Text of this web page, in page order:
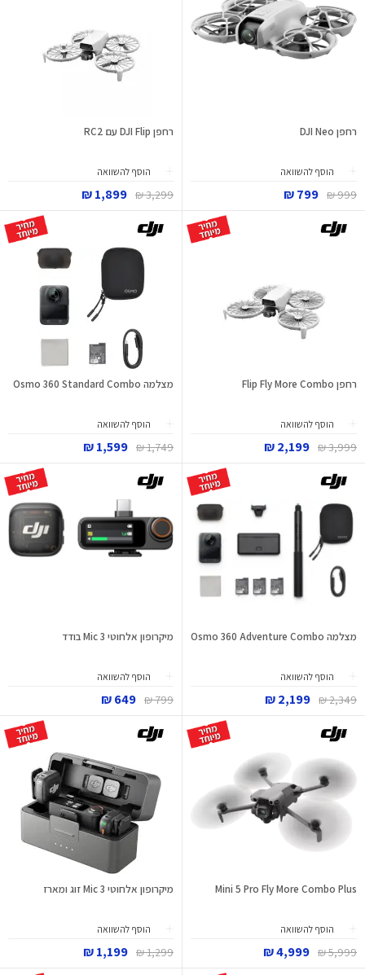
רחפן DJI Neo
הוסף להשוואה
999 ₪
799 ₪
רחפן DJI Flip עם RC2
הוסף להשוואה
3,299 ₪
1,899 ₪
רחפן Flip Fly More Combo
הוסף להשוואה
3,999 ₪
2,199 ₪
מצלמה Osmo 360 Standard Combo
הוסף להשוואה
1,749 ₪
1,599 ₪
מצלמה Osmo 360 Adventure Combo
הוסף להשוואה
2,349 ₪
2,199 ₪
מיקרופון אלחוטי Mic 3 בודד
הוסף להשוואה
799 ₪
649 ₪
Mini 5 Pro Fly More Combo Plus
הוסף להשוואה
5,999 ₪
4,999 ₪
מיקרופון אלחוטי Mic 3 זוג ומארז
הוסף להשוואה
1,299 ₪
1,199 ₪